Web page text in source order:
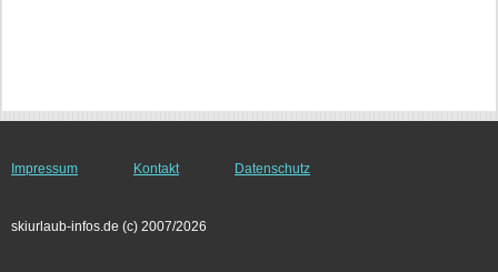
Impressum Kontakt Datenschutz
skiurlaub-infos.de (c) 2007/2026